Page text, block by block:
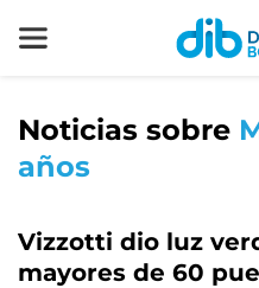
Noticias sobre
años
Vizzotti dio luz
mayores de 60